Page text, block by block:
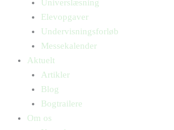
Universlæsning
Elevopgaver
Undervisningsforløb
Messekalender
Aktuelt
Artikler
Blog
Bogtrailere
Om os